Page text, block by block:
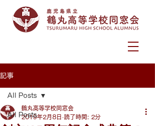
記事
All Posts
All Posts
鶴丸高等学校同窓会
2019年2月8日 読了時間: 2分